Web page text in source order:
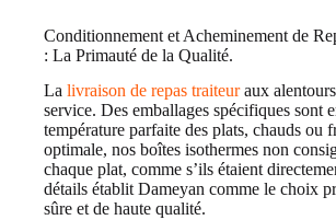
Conditionnement et Acheminement de
: La Primauté de la Qualité.
La livraison de repas traiteuraux
service. Des emballages spécifiques sont
température parfaite des plats, chauds
optimale, nos boîtes isothermes non
chaque plat, comme s’ils étaient
détails établit Dameyan comme le choix
sûre et de haute qualité.